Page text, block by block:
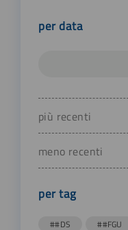
per data
più recenti
meno recenti
per tag
##DS ##FGU